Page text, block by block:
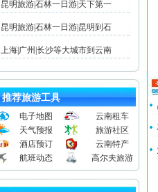
昆明旅游|石林一日游|天下第一
昆明旅游|石林一日游|昆明到石
上海|广州|长沙等大城市到云南
推荐旅游工具
电子地图
云南租车
天气预报
旅游社区
酒店预订
云南特产
航班动态
高尔夫旅游